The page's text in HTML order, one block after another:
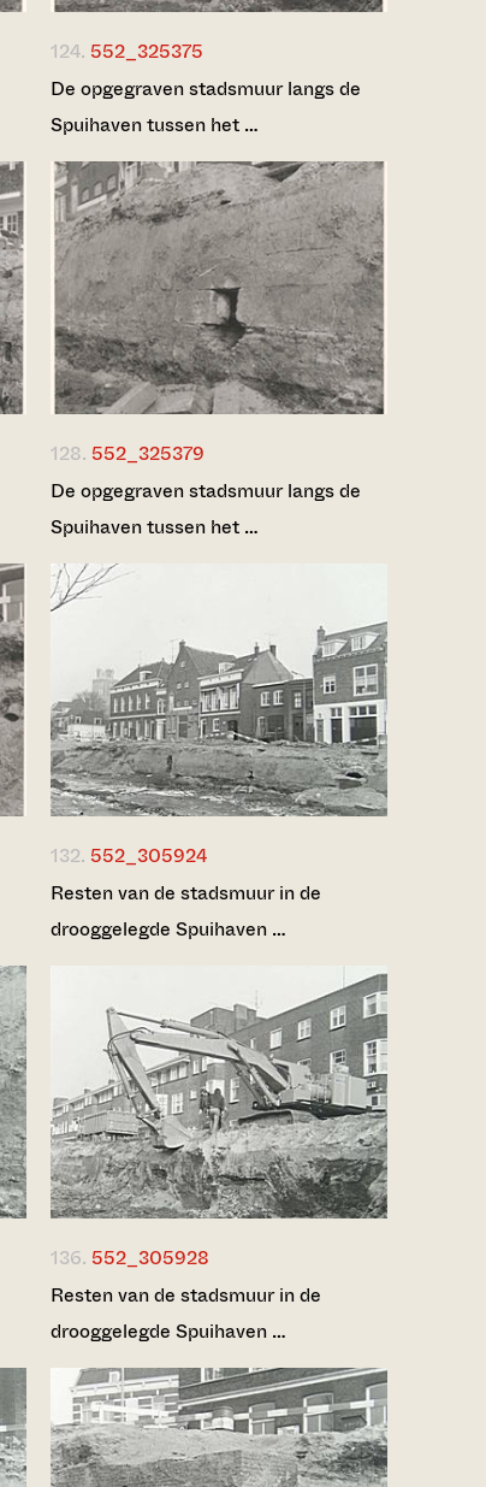
124. 552_325375
De opgegraven stadsmuur langs de
Spuihaven tussen het …
128. 552_325379
De opgegraven stadsmuur langs de
Spuihaven tussen het …
132. 552_305924
Resten van de stadsmuur in de
drooggelegde Spuihaven …
136. 552_305928
Resten van de stadsmuur in de
drooggelegde Spuihaven …